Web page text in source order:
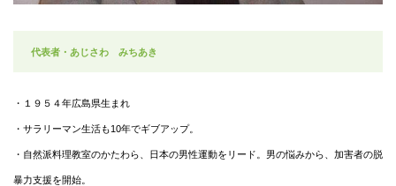
代表者・あじさわ みちあき
・１９５４年広島県生まれ
・サラリーマン生活も10年でギブアップ。
・自然派料理教室のかたわら、日本の男性運動をリード。男の悩みから、加害者の脱
暴力支援を開始。